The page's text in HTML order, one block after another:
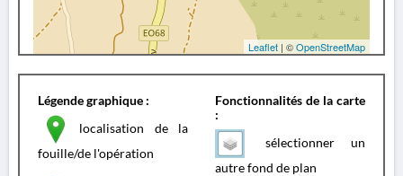
Leaflet | ©OpenStreetMap
Légende graphique :
localisation de la
fouille/de l'opération
Fonctionnalités de la carte
:
sélectionner un
autre fond de plan